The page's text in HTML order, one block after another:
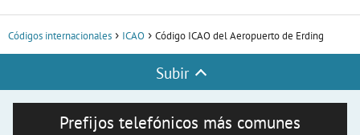
Códigos internacionales ICAO Código ICAO del Aeropuerto de Erding
Subir
Prefijos telefónicos más comunes